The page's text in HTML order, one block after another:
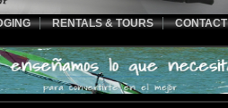
RENTALS & TOURS CONTACT